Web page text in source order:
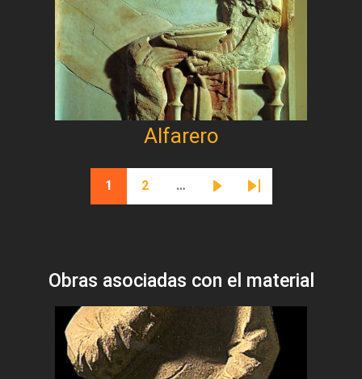
Alfarero
Paginación
Página actual
1
Página
2 …
Siguiente página
Última página
Obras asociadas con el material